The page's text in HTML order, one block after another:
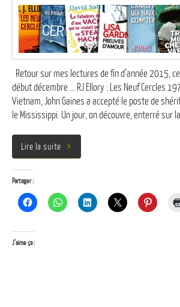
Retour sur mes lectures de fin d’année 2015,
début décembre … RJ Ellory : Les Neuf Cercles
Vietnam, John Gaines a accepté le poste de
le Mississippi. Un jour, on découvre, enterré sur
Lire la suite
Partager :
J’aime ça :